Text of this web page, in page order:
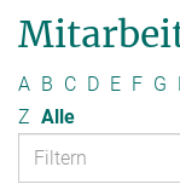
A B C D E F G
Z Alle